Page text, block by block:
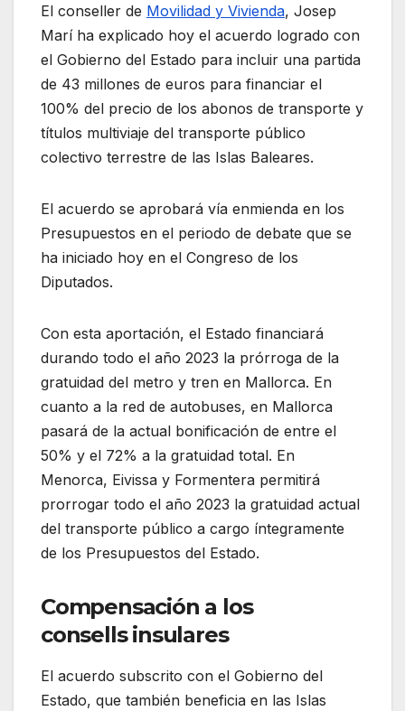
El conseller de Movilidad y Vivienda, Josep
Marí ha explicado hoy el acuerdo logrado con
el Gobierno del Estado para incluir una partida
de 43 millones de euros para financiar el
100% del precio de los abonos de transporte y
títulos multiviaje del transporte público
colectivo terrestre de las Islas Baleares.
El acuerdo se aprobará vía enmienda en los
Presupuestos en el periodo de debate que se
ha iniciado hoy en el Congreso de los
Diputados.
Con esta aportación, el Estado financiará
durando todo el año 2023 la prórroga de la
gratuidad del metro y tren en Mallorca. En
cuanto a la red de autobuses, en Mallorca
pasará de la actual bonificación de entre el
50% y el 72% a la gratuidad total. En
Menorca, Eivissa y Formentera permitirá
prorrogar todo el año 2023 la gratuidad actual
del transporte público a cargo íntegramente
de los Presupuestos del Estado.
Compensación a los
consells insulares
El acuerdo subscrito con el Gobierno del
Estado, que también beneficia en las Islas